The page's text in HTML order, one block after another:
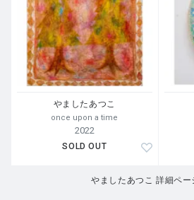
やましたあつこ
once upon a time
2022
SOLD OUT
やましたあつこ 詳細ペー